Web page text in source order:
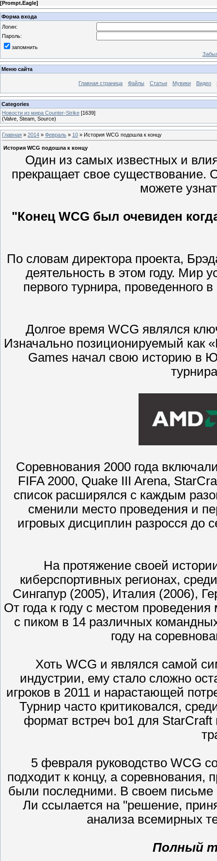
[Prompt.Eagle]
Форма входа
Логин:
Пароль:
запомнить
Меню сайта
Главная страница Файлы Статьи Мувики Видео
Categories
Новости из мира Counter-Strike [1639]
(Valve, Steam, Source)
Главная » 2014 » Февраль » 10 » История WCG подошла к концу
История WCG подошла к концу
Один из самых известных и
прекращает свое существование.
можете
"Конец WCG был очевиден
По словам директора проекта,
деятельность в этом году. Мир
первого турнира, проведенного
Долгое время WCG являлся
Изначально позиционируемый как
Games начал свою историю в
Соревнования 2000 года
FIFA 2000, Quake III Arena,
список расширялся с каждым
сменили место проведения и
игровых дисциплин разросся до
На протяжение своей
киберспортивных регионах,
Сингапур (2005), Италия (2006),
От года к году с местом
с пиком в 14 различных
году на
Хоть WCG и являлся самой
индустрии, ему стало сложно
игроков в 2011 и нарастающей
Турнир часто критиковался,
формат встреч bo1 для StarCraft
5 февраля руководство WCG
подходит к концу, а соревнования,
были последними. В своем письме
Ли ссылается на "решение,
анализа всемирных
Полный